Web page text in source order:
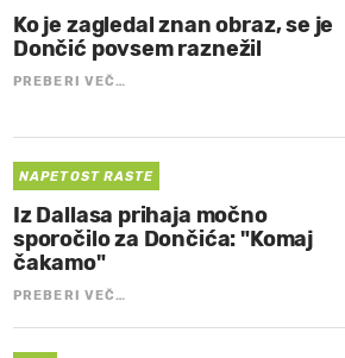
Ko je zagledal znan obraz, se je
Dončić povsem raznežil
PREBERI VEČ…
NAPETOST RASTE
Iz Dallasa prihaja močno
sporočilo za Dončića: "Komaj
čakamo"
PREBERI VEČ…